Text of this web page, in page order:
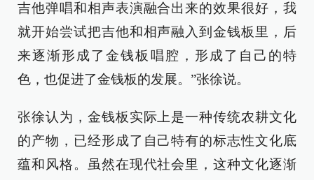
吉他弹唱和相声表演融合出来的效果很好，我
就开始尝试把吉他和相声融入到金钱板里，后
来逐渐形成了金钱板唱腔，形成了自己的特
色，也促进了金钱板的发展。”张徐说。
张徐认为，金钱板实际上是一种传统农耕文化
的产物，已经形成了自己特有的标志性文化底
蕴和风格。虽然在现代社会里，这种文化逐渐